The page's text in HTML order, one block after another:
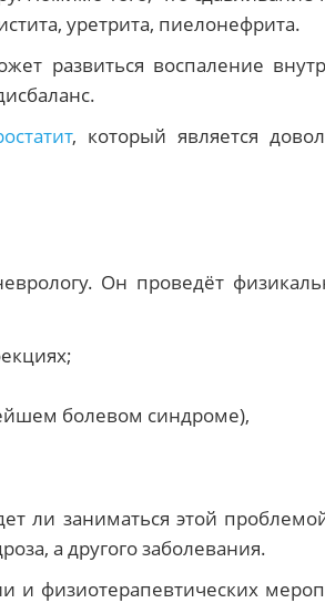
уретрита, пиелонефрита.
развиться воспаление
, который является
Он проведёт
болевом синдроме),
ли заниматься этой
а другого заболевания.
и физиотерапевтических